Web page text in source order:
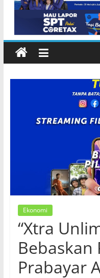
Ekonomi
“Xtra
Bebaskan
Prabayar